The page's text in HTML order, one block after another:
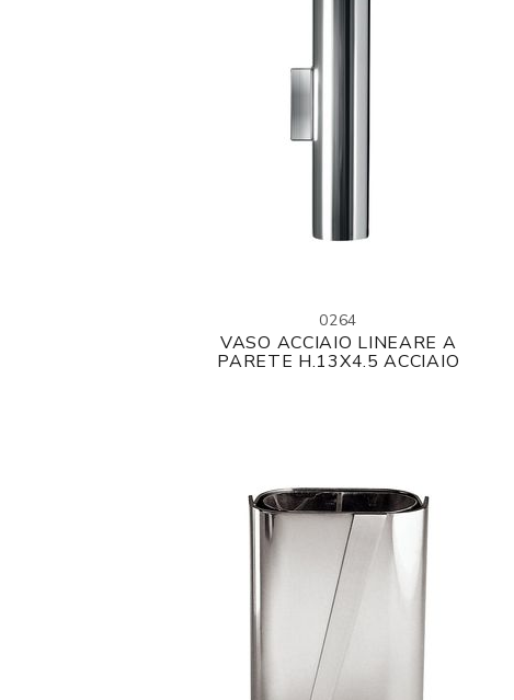
0264
VASO ACCIAIO LINEARE A
PARETE H.13X4.5 ACCIAIO